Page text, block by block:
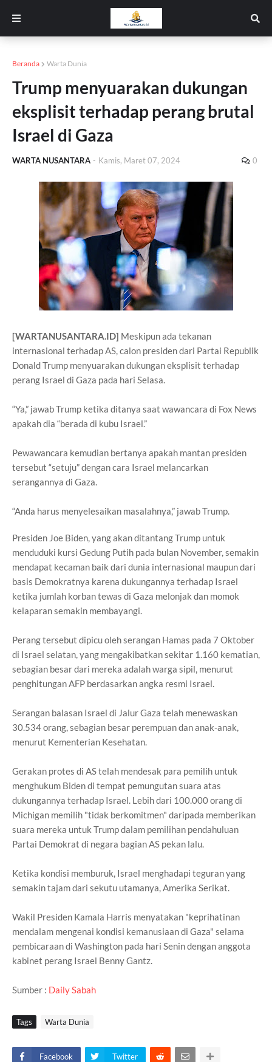
Beranda Warta Dunia
Trump menyuarakan dukungan
eksplisit terhadap perang brutal
Israel di Gaza
WARTA NUSANTARA - Kamis, Maret 07, 2024 0
[WARTANUSANTARA.ID] Meskipun ada tekanan
internasional terhadap AS, calon presiden dari Partai Republik
Donald Trump menyuarakan dukungan eksplisit terhadap
perang Israel di Gaza pada hari Selasa.
“Ya,” jawab Trump ketika ditanya saat wawancara di Fox News
apakah dia “berada di kubu Israel.”
Pewawancara kemudian bertanya apakah mantan presiden
tersebut “setuju” dengan cara Israel melancarkan
serangannya di Gaza.
“Anda harus menyelesaikan masalahnya,” jawab Trump.
Presiden Joe Biden, yang akan ditantang Trump untuk
menduduki kursi Gedung Putih pada bulan November, semakin
mendapat kecaman baik dari dunia internasional maupun dari
basis Demokratnya karena dukungannya terhadap Israel
ketika jumlah korban tewas di Gaza melonjak dan momok
kelaparan semakin membayangi.
Perang tersebut dipicu oleh serangan Hamas pada 7 Oktober
di Israel selatan, yang mengakibatkan sekitar 1.160 kematian,
sebagian besar dari mereka adalah warga sipil, menurut
penghitungan AFP berdasarkan angka resmi Israel.
Serangan balasan Israel di Jalur Gaza telah menewaskan
30.534 orang, sebagian besar perempuan dan anak-anak,
menurut Kementerian Kesehatan.
Gerakan protes di AS telah mendesak para pemilih untuk
menghukum Biden di tempat pemungutan suara atas
dukungannya terhadap Israel. Lebih dari 100.000 orang di
Michigan memilih "tidak berkomitmen" daripada memberikan
suara mereka untuk Trump dalam pemilihan pendahuluan
Partai Demokrat di negara bagian AS pekan lalu.
Ketika kondisi memburuk, Israel menghadapi teguran yang
semakin tajam dari sekutu utamanya, Amerika Serikat.
Wakil Presiden Kamala Harris menyatakan "keprihatinan
mendalam mengenai kondisi kemanusiaan di Gaza" selama
pembicaraan di Washington pada hari Senin dengan anggota
kabinet perang Israel Benny Gantz.
Sumber : Daily Sabah
Tags Warta Dunia
Facebook Twitter